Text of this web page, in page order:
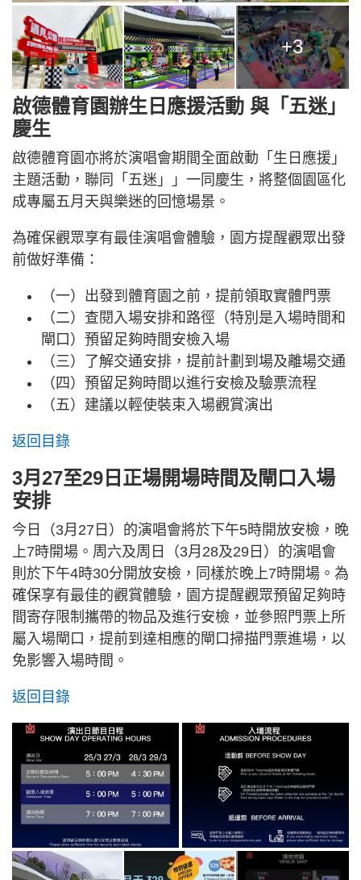
+3
啟德體育園辦生日應援活動 與「五迷」
慶生
啟德體育園亦將於演唱會期間全面啟動「生日應援」
主題活動，聯同「五迷」」一同慶生，將整個園區化
成專屬五月天與樂迷的回憶場景。
為確保觀眾享有最佳演唱會體驗，園方提醒觀眾出發
前做好準備：
（一）出發到體育園之前，提前領取實體門票
（二）查閱入場安排和路徑（特別是入場時間和
閘口）預留足夠時間安檢入場
（三）了解交通安排，提前計劃到場及離場交通
（四）預留足夠時間以進行安檢及驗票流程
（五）建議以輕使裝束入場觀賞演出
返回目錄
3月27至29日正場開場時間及閘口入場
安排
今日（3月27日）的演唱會將於下午5時開放安檢，晚
上7時開場。周六及周日（3月28及29日）的演唱會
則於下午4時30分開放安檢，同樣於晚上7時開場。為
確保享有最佳的觀賞體驗，園方提醒觀眾預留足夠時
間寄存限制攜帶的物品及進行安檢，並參照門票上所
屬入場閘口，提前到達相應的閘口掃描門票進場，以
免影響入場時間。
返回目錄